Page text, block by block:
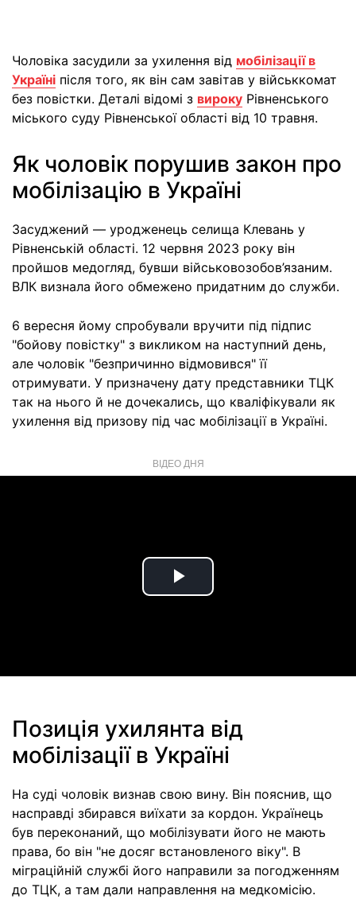
Чоловіка засудили за ухилення від мобілізації в
Україні після того, як він сам завітав у військкомат
без повістки. Деталі відомі з вироку Рівненського
міського суду Рівненської області від 10 травня.
Як чоловік порушив закон про
мобілізацію в Україні
Засуджений — уродженець селища Клевань у
Рівненській області. 12 червня 2023 року він
пройшов медогляд, бувши військовозобов’язаним.
ВЛК визнала його обмежено придатним до служби.
6 вересня йому спробували вручити під підпис
"бойову повістку" з викликом на наступний день,
але чоловік "безпричинно відмовився" її
отримувати. У призначену дату представники ТЦК
так на нього й не дочекались, що кваліфікували як
ухилення від призову під час мобілізації в Україні.
ВІДЕО ДНЯ
Play
Позиція ухилянта від
мобілізації в Україні
На суді чоловік визнав свою вину. Він пояснив, що
насправді збирався виїхати за кордон. Українець
був переконаний, що мобілізувати його не мають
права, бо він "не досяг встановленого віку". В
міграційній службі його направили за погодженням
до ТЦК, а там дали направлення на медкомісію.